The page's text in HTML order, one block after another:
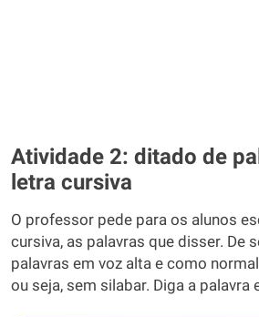
Atividade 2: ditado de
letra cursiva
O professor pede para os alunos
cursiva, as palavras que disser. De
palavras em voz alta e como
ou seja, sem silabar. Diga a palavra